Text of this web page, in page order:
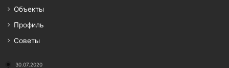
Объекты
Профиль
Советы
30.07.2020